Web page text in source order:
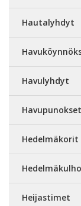
Hautalyhdyt
Havulyhdyt
Havupunokset
Hedelmäkorit
Heijastimet